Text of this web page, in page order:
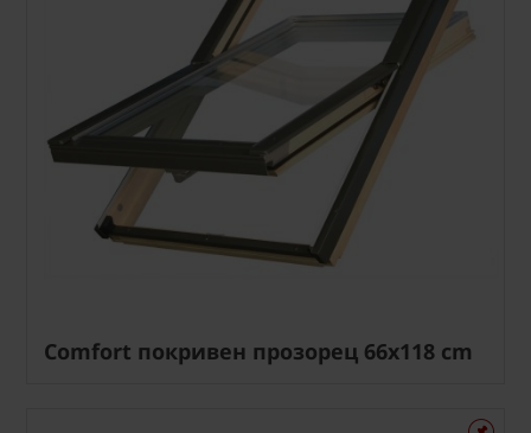
Comfort покривен прозорец 66x118 cm